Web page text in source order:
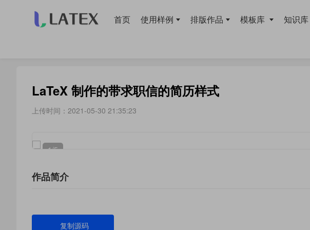
首页 使用样例 排版作品 模板库 知识库
LaTeX 制作的带求职信的简历样式
上传时间：2021-05-30 21:35:23
1/5
作品简介
复制源码